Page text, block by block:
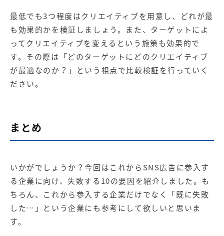
最低でも3つ程度はクリエイティブを用意し、どれが最
も効果的かを検証しましょう。また、ターゲットによ
ってクリエイティブを変えるという施策も効果的で
す。その際は「どのターゲットにどのクリエイティブ
が最適なのか？」という視点で比較検証を行っていく
ださい。
まとめ
いかがでしょうか？今回はこれからSNS広告に参入す
る企業に向け、失敗する10の要因を紹介しました。も
ちろん、これから参入する企業だけでなく「既に失敗
した…」という企業にも参考にして欲しいと思いま
す。